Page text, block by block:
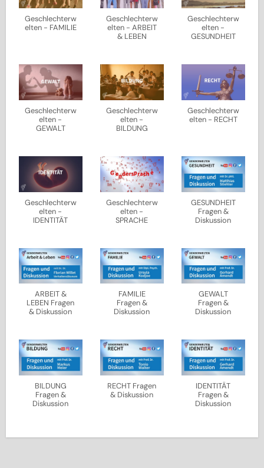
Geschlechterw
elten - FAMILIE
Geschlechterw
elten - ARBEIT
& LEBEN
Geschlechterw
elten -
GESUNDHEIT
Geschlechterw
elten -
GEWALT
Geschlechterw
elten -
BILDUNG
Geschlechterw
elten - RECHT
Geschlechterw
elten -
IDENTITÄT
Geschlechterw
elten -
SPRACHE
GESUNDHEIT
Fragen &
Diskussion
ARBEIT &
LEBEN Fragen
& Diskussion
FAMILIE
Fragen &
Diskussion
GEWALT
Fragen &
Diskussion
BILDUNG
Fragen &
Diskussion
RECHT Fragen
& Diskussion
IDENTITÄT
Fragen &
Diskussion